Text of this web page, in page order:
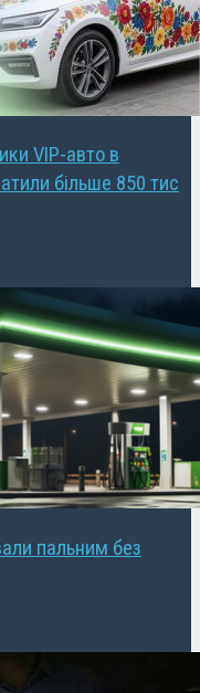
VIP-авто в
більше 850 тис
пальним без